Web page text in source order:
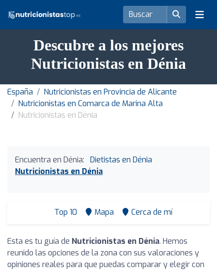
Descubre a los mejores
Nutricionistas en Dénia
España
Nutricionistas en Provincia de Alicante
Nutricionistas en Comarca de Marina Alta
Nutricionistas en Dénia
Encuentra en Dénia:
Dietistas en Dénia
Nutricionistas en Dénia
Top 10 Mapa Cerca de mí
Esta es tu guía de Nutricionistas en Dénia. Hemos
reunido las opciones de la zona con sus valoraciones y
opiniones reales para que puedas comparar y elegir con